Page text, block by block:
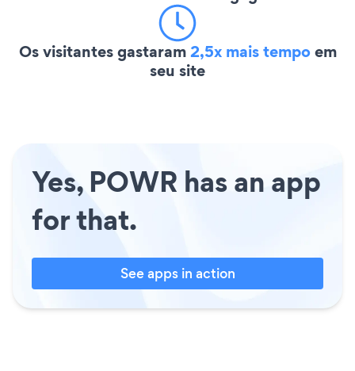
Os visitantes gastaram2,5x mais tempoem
seu site
Yes, POWR has an app
for that.
See apps in action